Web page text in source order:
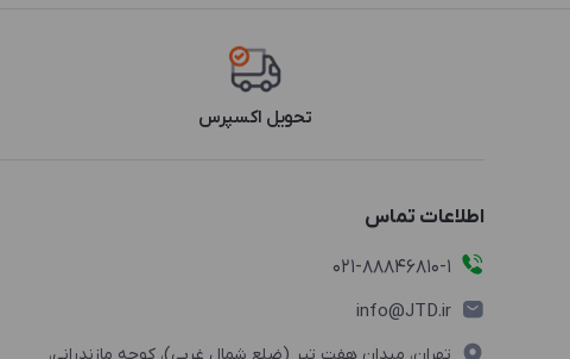
تحویل اکسپرس
اطلاعات تماس
021-88846810-1
info@JTD.ir